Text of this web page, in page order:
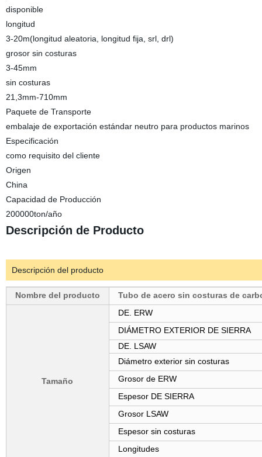
disponible
longitud
3-20m(longitud aleatoria, longitud fija, srl, drl)
grosor sin costuras
3-45mm
sin costuras
21,3mm-710mm
Paquete de Transporte
embalaje de exportación estándar neutro para productos marinos
Especificación
como requisito del cliente
Origen
China
Capacidad de Producción
200000ton/año
Descripción de Producto
Descripción del producto
Nombre del producto Tubo de acero sin costuras de
Tamaño
DE. ERW
DIÁMETRO EXTERIOR DE SIERRA
DE. LSAW
Diámetro exterior sin costuras
Grosor de ERW
Espesor DE SIERRA
Grosor LSAW
Espesor sin costuras
Longitudes